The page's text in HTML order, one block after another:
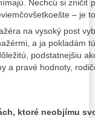
Nechcú si zničiť
– je
na vysoký post
a ja pokladám
podstatnejšiu
a pravé hodnoty,
ktoré neobjímu